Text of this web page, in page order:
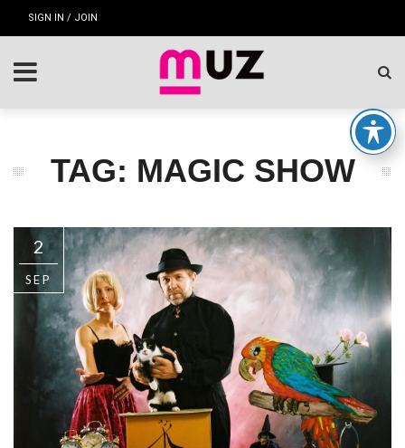
SIGN IN / JOIN
TAG: MAGIC SHOW
2
SEP